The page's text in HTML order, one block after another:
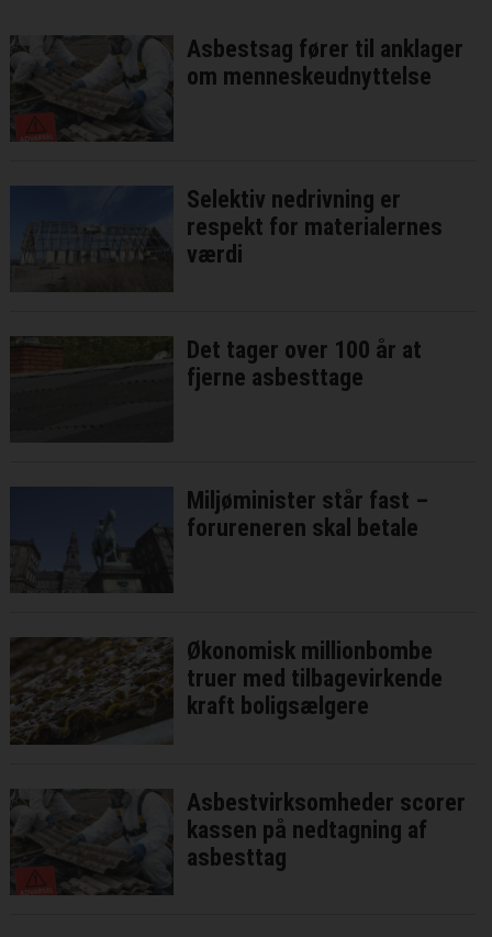
Asbestsag fører til anklager
om menneskeudnyttelse
Selektiv nedrivning er
respekt for materialernes
værdi
Det tager over 100 år at
fjerne asbesttage
Miljøminister står fast –
forureneren skal betale
Økonomisk millionbombe
truer med tilbagevirkende
kraft boligsælgere
Asbestvirksomheder scorer
kassen på nedtagning af
asbesttag